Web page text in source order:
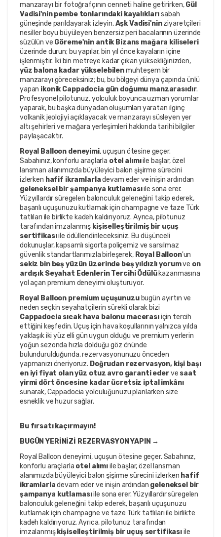
manzarayı bir fotoğrafçının cenneti haline getirirken, Gül
Vadisi'nin pembe tonlarındaki kayalıkları sabah
güneşinde parıldayarak izleyin, Aşk Vadisi'nin ziyaretçileri
nesiller boyu büyüleyen benzersiz peri bacalarının üzerinde
süzülün ve Göreme'nin antik Bizans mağara kiliseleri
üzerinde durun; bu yapılar, bin yıl önce kayaların içine
işlenmiştir. İki bin metreye kadar çıkan yüksekliğinizden,
yüz balona kadar yükselebilen muhteşem bir
manzarayı göreceksiniz; bu, bu bölgeyi dünya çapında ünlü
yapan ikonik Cappadocia gün doğumu manzarasıdır.
Profesyonel pilotunuz, yolculuk boyunca uzman yorumlar
yaparak, bu başka dünyadan oluşumları yaratan ilginç
volkanik jeolojiyi açıklayacak ve manzarayı süsleyen yer
altı şehirleri ve mağara yerleşimleri hakkında tarihi bilgiler
paylaşacaktır.
Royal Balloon deneyimi, uçuşun ötesine geçer.
Sabahınız, konforlu araçlarla otel alımı ile başlar, özel
lansman alanımızda büyüleyici balon şişirme sürecini
izlerken hafif ikramlarla
geleneksel bir şampanya kutlaması ile sona erer.
Yüzyıllardır süregelen balonculuk geleneğini takip ederek,
başarılı uçuşunuzu kutlamak için champagne ve taze Türk
tatlıları ile birlikte kadeh kaldırıyoruz. Ayrıca, pilotunuz
tarafından imzalanmış kişiselleştirilmiş bir uçuş
sertifikası ile ödüllendirileceksiniz. Bu düşünceli
dokunuşlar, kapsamlı sigorta poliçemiz ve sarsılmaz
güvenlik standartlarımızla birleşerek, Royal Balloon
sekiz bin beş yüzün üzerinde beş yıldızlı yorum ve on
ardışık Seyahat Edenlerin Tercihi Ödülü kazanmasına
yol açan premium deneyimi oluşturuyor.
Royal Balloon premium uçuşunuzu bugün ayırtın ve
Cappadocia sıcak hava balonu macerası için tercih
ettiğini keşfedin. Uçuş için hava koşullarının yalnızca yılda
yaklaşık iki yüz elli gün uygun olduğu ve premium yerlerin
yoğun sezonda hızla dolduğu göz önünde
bulundurulduğunda, rezervasyonunuzu önceden
yapmanızı öneriyoruz. Doğrudan rezervasyon, kişi başı
en iyi fiyat olan yüz otuz avro garanti eder ve saat
yirmi dört öncesine kadar ücretsiz iptal imkânı
sunarak, Cappadocia yolculuğunuzu planlarken size
esneklik ve huzur sağlar.
Bu fırsatı kaçırmayın!
BUGÜN YERİNİZİ REZERVASYON YAPIN →
Royal Balloon deneyimi, uçuşun ötesine geçer. Sabahınız,
konforlu araçlarla otel alımı ile başlar, özel lansman
alanımızda büyüleyici balon şişirme sürecini izlerken hafif
ikramlarla devam eder ve inişin ardından geleneksel bir
şampanya kutlaması ile sona erer. Yüzyıllardır süregelen
balonculuk geleneğini takip ederek, başarılı uçuşunuzu
kutlamak için champagne ve taze Türk tatlıları ile birlikte
kadeh kaldırıyoruz. Ayrıca, pilotunuz tarafından
imzalanmış kişiselleştirilmiş bir uçuş sertifikası ile